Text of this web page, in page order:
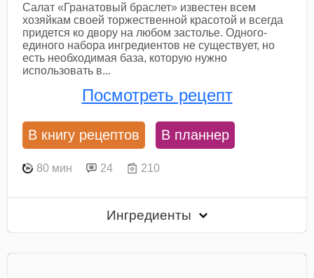
Салат «Гранатовый браслет» известен всем
хозяйкам своей торжественной красотой и всегда
придется ко двору на любом застолье. Одного-
единого набора ингредиентов не существует, но
есть необходимая база, которую нужно
использовать в...
Посмотреть рецепт
В книгу рецептов В планнер
80 мин 24 210
Ингредиенты